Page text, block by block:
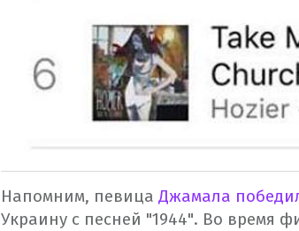
Напомним, певица Джамала
Украину с песней "1944". Во время